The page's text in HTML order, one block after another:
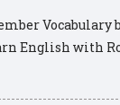
Vocabulary
English with